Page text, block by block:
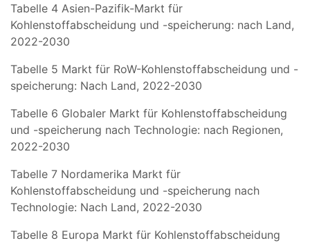
Tabelle 4 Asien-Pazifik-Markt für
Kohlenstoffabscheidung und -speicherung: nach Land,
2022-2030
Tabelle 5 Markt für RoW-Kohlenstoffabscheidung und -
speicherung: Nach Land, 2022-2030
Tabelle 6 Globaler Markt für Kohlenstoffabscheidung
und -speicherung nach Technologie: nach Regionen,
2022-2030
Tabelle 7 Nordamerika Markt für
Kohlenstoffabscheidung und -speicherung nach
Technologie: Nach Land, 2022-2030
Tabelle 8 Europa Markt für Kohlenstoffabscheidung